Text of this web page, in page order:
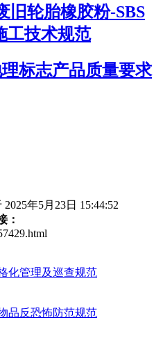
旧轮胎橡胶粉-SBS
工技术规范
标志产品质量要求
2025年5月23日 15:44:52
：
化管理及巡查规范
品反恐怖防范规范